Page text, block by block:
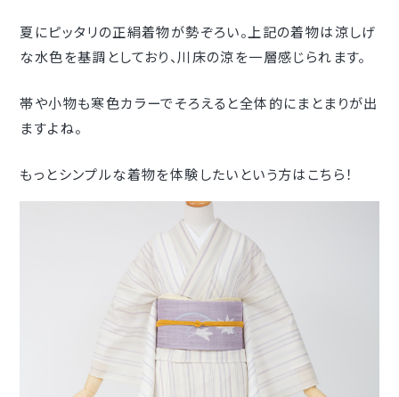
夏にピッタリの正絹着物が勢ぞろい。上記の着物は涼しげ
な水色を基調としており、川床の涼を一層感じられます。
帯や小物も寒色カラーでそろえると全体的にまとまりが出
ますよね。
もっとシンプルな着物を体験したいという方はこちら！